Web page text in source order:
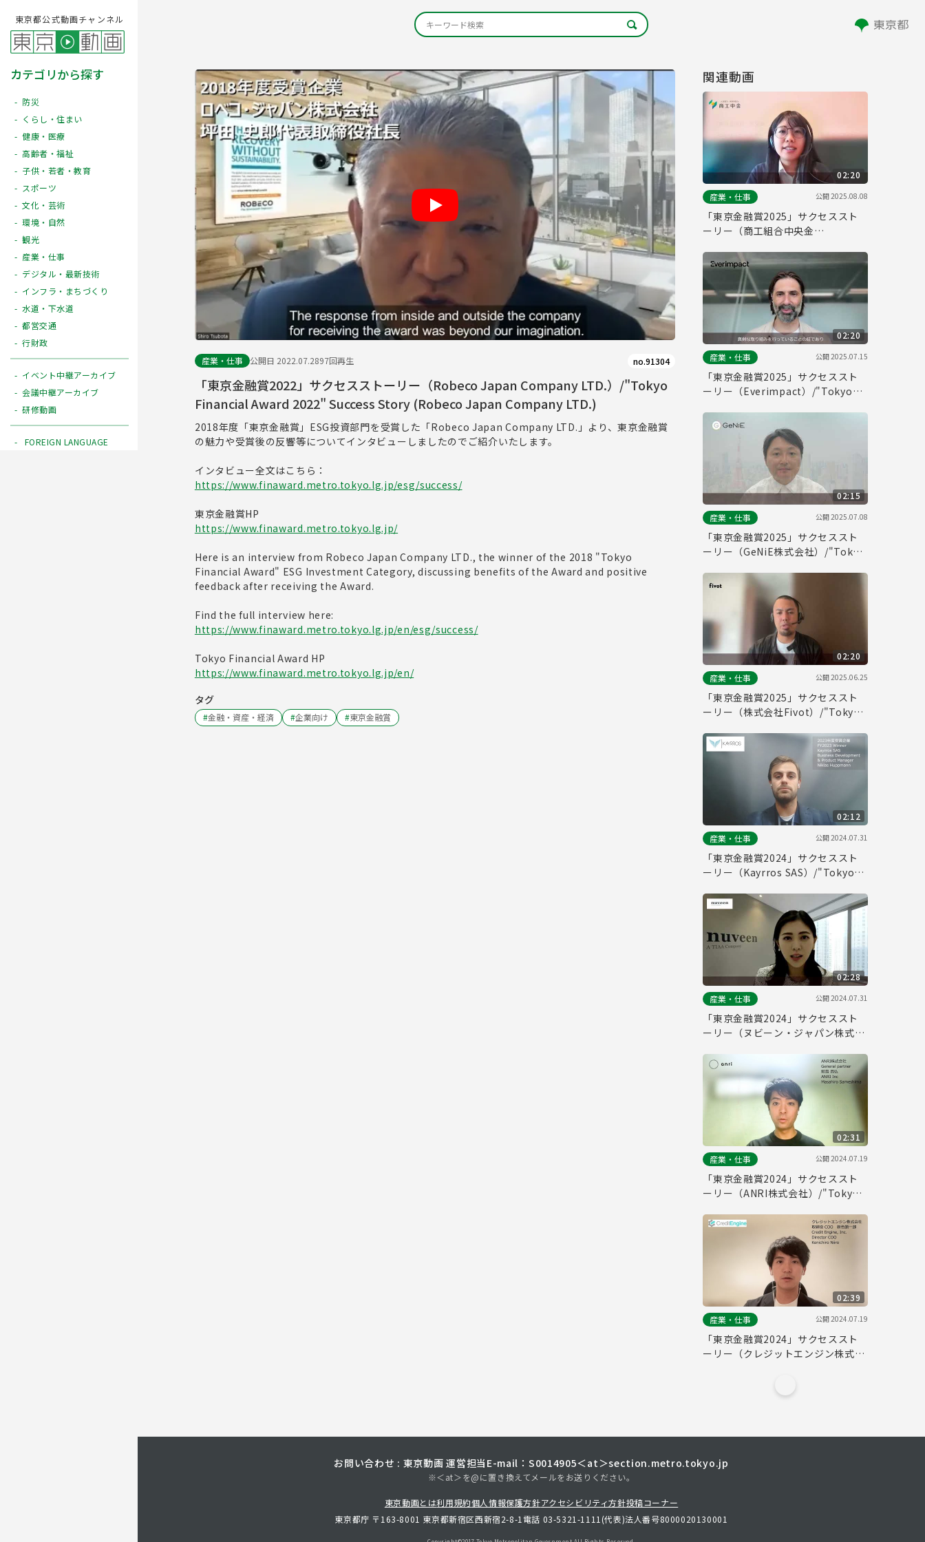
東京都公式動画チャンネル
カテゴリから探す
防災
くらし・住まい
健康・医療
高齢者・福祉
子供・若者・教育
スポーツ
文化・芸術
環境・自然
観光
産業・仕事
デジタル・最新技術
インフラ・まちづくり
水道・下水道
都営交通
行財政
イベント中継アーカイブ
会議中継アーカイブ
研修動画
FOREIGN LANGUAGE
Play
産業・仕事 公開日 2022.07.2897回再生 no.91304
「東京金融賞2022」サクセスストーリー（Robeco Japan Company LTD.）/"Tokyo
Financial Award 2022" Success Story (Robeco Japan Company LTD.)
2018年度「東京金融賞」ESG投資部門を受賞した「Robeco Japan Company LTD.」より、東京金融賞
の魅力や受賞後の反響等についてインタビューしましたのでご紹介いたします。
インタビュー全文はこちら：
https://www.finaward.metro.tokyo.lg.jp/esg/success/
東京金融賞HP
https://www.finaward.metro.tokyo.lg.jp/
Here is an interview from Robeco Japan Company LTD., the winner of the 2018 "Tokyo
Financial Award" ESG Investment Category, discussing benefits of the Award and positive
feedback after receiving the Award.
Find the full interview here:
https://www.finaward.metro.tokyo.lg.jp/en/esg/success/
Tokyo Financial Award HP
https://www.finaward.metro.tokyo.lg.jp/en/
タグ
#金融・資産・経済 #企業向け #東京金融賞
関連動画
02:20
産業・仕事
公開2025.08.08
「東京金融賞2025」サクセススト
ーリー（商工組合中央金
2025" Success Story (The Shoko
Chukin Bank)
02:20
産業・仕事
公開2025.07.15
「東京金融賞2025」サクセススト
ーリー（Everimpact）/"Tokyo
Story (Everimpact)
02:15
産業・仕事
公開2025.07.08
「東京金融賞2025」サクセススト
ーリー（GeNiE株式会社）/"Tokyo
Story (GeNiE Inc.)
02:20
産業・仕事
公開2025.06.25
「東京金融賞2025」サクセススト
ーリー（株式会社Fivot）/"Tokyo
Story (Fivot, Inc.)
02:12
産業・仕事
公開2024.07.31
「東京金融賞2024」サクセススト
ーリー（Kayrros SAS）/"Tokyo
Story (Kayrros SAS)
02:28
産業・仕事
公開2024.07.31
「東京金融賞2024」サクセススト
ーリー（ヌビーン・ジャパン株式会
2024" Success Story (Nuveen
Japan Co.)
02:31
産業・仕事
公開2024.07.19
「東京金融賞2024」サクセススト
ーリー（ANRI株式会社）/"Tokyo
Story (ANRI, Inc.)
02:39
産業・仕事
公開2024.07.19
「東京金融賞2024」サクセススト
ーリー（クレジットエンジン株式会
お問い合わせ : 東京動画 運営担当 E-mail：S0014905＜at＞section.metro.tokyo.jp
※＜at＞を@に置き換えてメールをお送りください。
東京動画とは利用規約個人情報保護方針アクセシビリティ方針投稿コーナー
東京都庁 〒163-8001 東京都新宿区西新宿2-8-1 電話 03-5321-1111(代表)法人番号8000020130001